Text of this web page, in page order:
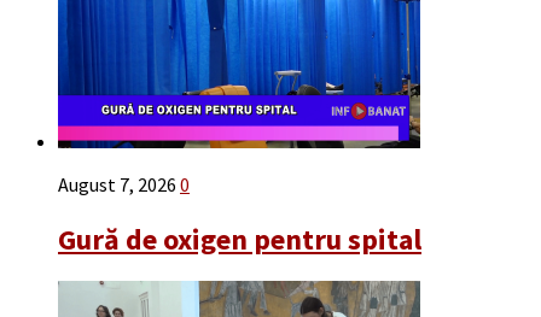
August 7, 2026 0
Gură de oxigen pentru spital